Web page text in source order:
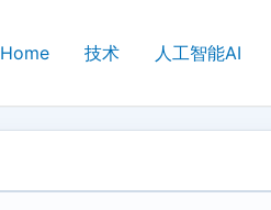
Home 技术 人工智能AI